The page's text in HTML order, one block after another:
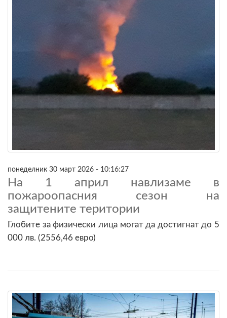
понеделник 30 март 2026 - 10:16:27
На 1 април навлизаме в
пожароопасния сезон на
защитените територии
Глобите за физически лица могат да достигнат до 5
000 лв. (2556,46 евро)